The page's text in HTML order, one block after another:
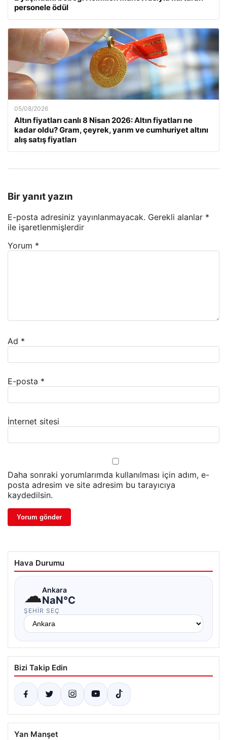
personele ödül
05/08/2026
Altın fiyatları canlı 8 Nisan 2026: Altın fiyatları ne
kadar oldu? Gram, çeyrek, yarım ve cumhuriyet altını
alış satış fiyatları
Bir yanıt yazın
E-posta adresiniz yayınlanmayacak. Gerekli alanlar *
ile işaretlenmişlerdir
Yorum *
Ad *
E-posta *
İnternet sitesi
Daha sonraki yorumlarımda kullanılması için adım, e-
posta adresim ve site adresim bu tarayıcıya
kaydedilsin.
Hava Durumu
☁Ankara
NaN°C
ŞEHIR SEÇ
Bizi Takip Edin
Yan Manşet